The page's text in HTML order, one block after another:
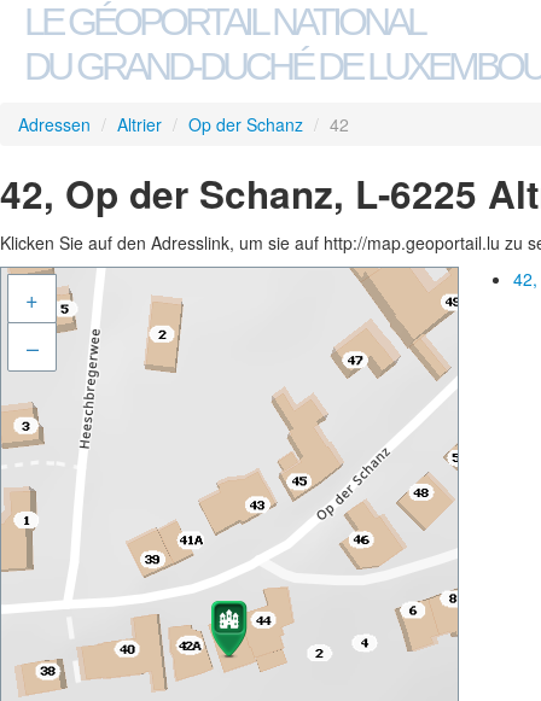
LE GÉOPORTAIL NATIONAL
DU GRAND-DUCHÉ DE
Adressen / Altrier / Op der Schanz / 42
42, Op der Schanz, L-6225
Klicken Sie auf den Adresslink, um sie auf http://map.geoportail.lu zu
+
–